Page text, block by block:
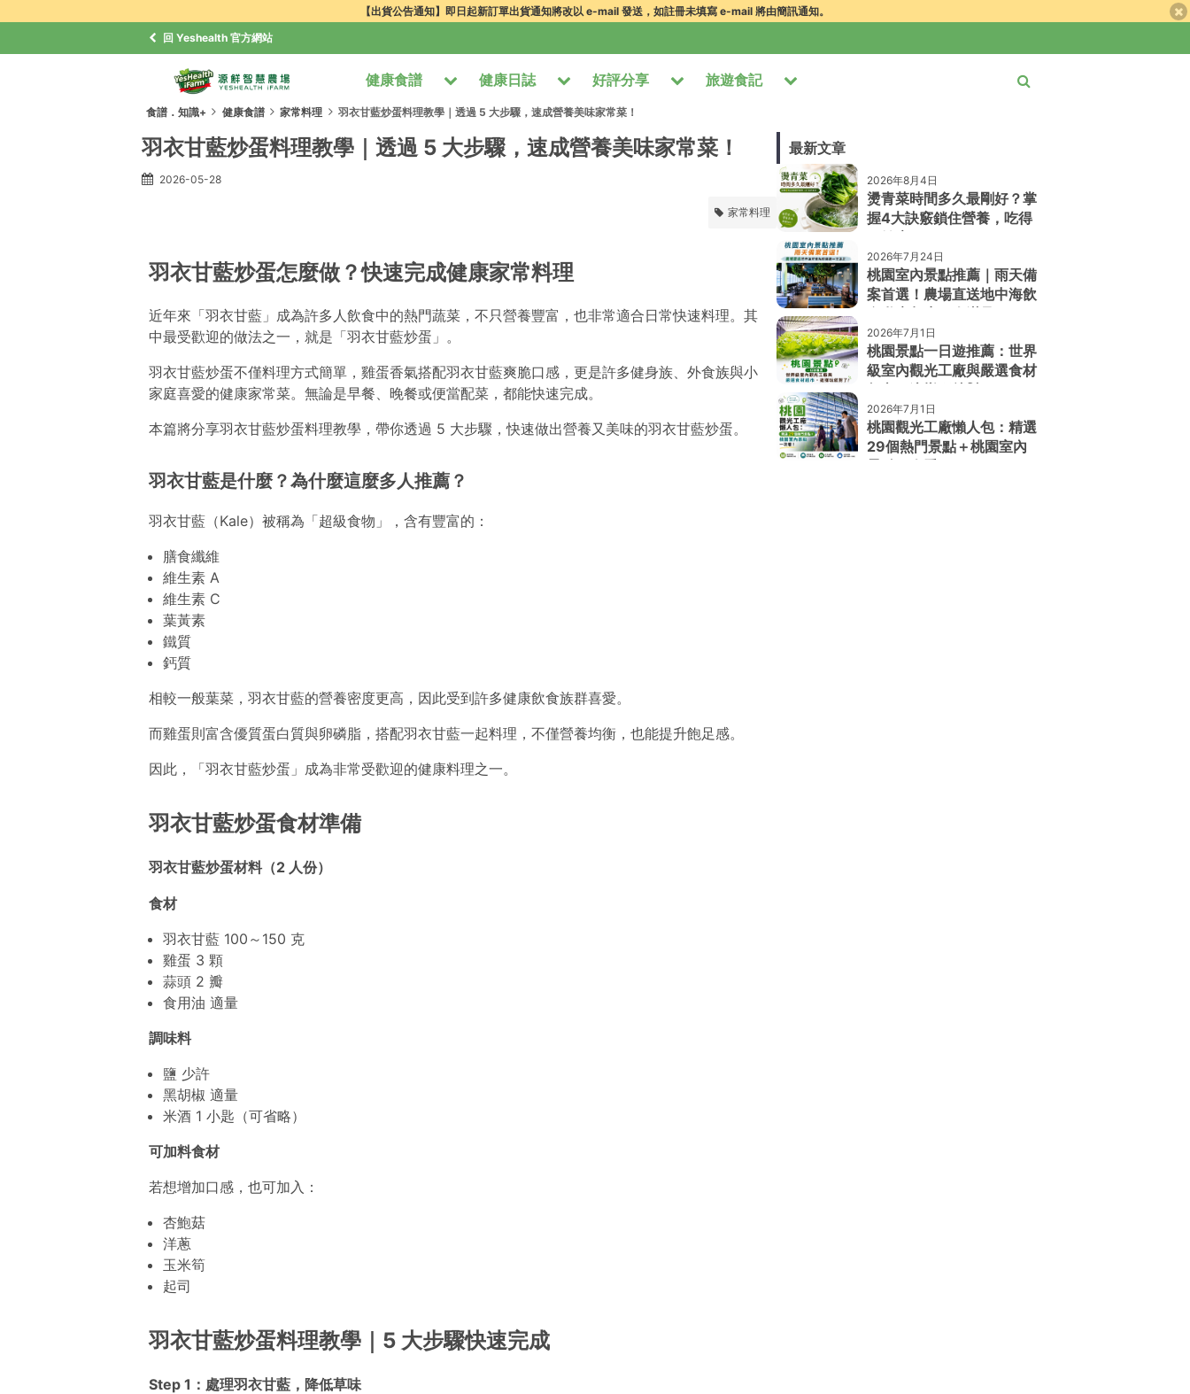
【出貨公告通知】即日起新訂單出貨通知將改以 e-mail 發送，如註冊未填寫 e-mail 將由簡訊通知。
回 Yeshealth 官方網站
健康食譜 健康日誌 好評分享 旅遊食記
食譜．知識+ 健康食譜 家常料理 羽衣甘藍炒蛋料理教學｜透過 5 大步驟，速成營養美味家常菜！
羽衣甘藍炒蛋料理教學｜透過 5 大步驟，速成營養美味家常菜！
2026-05-28
家常料理
羽衣甘藍炒蛋怎麼做？快速完成健康家常料理
近年來「羽衣甘藍」成為許多人飲食中的熱門蔬菜，不只營養豐富，也非常適合日常快速料理。其
中最受歡迎的做法之一，就是「羽衣甘藍炒蛋」。
羽衣甘藍炒蛋不僅料理方式簡單，雞蛋香氣搭配羽衣甘藍爽脆口感，更是許多健身族、外食族與小
家庭喜愛的健康家常菜。無論是早餐、晚餐或便當配菜，都能快速完成。
本篇將分享羽衣甘藍炒蛋料理教學，帶你透過 5 大步驟，快速做出營養又美味的羽衣甘藍炒蛋。
羽衣甘藍是什麼？為什麼這麼多人推薦？
羽衣甘藍（Kale）被稱為「超級食物」，含有豐富的：
膳食纖維
維生素 A
維生素 C
葉黃素
鐵質
鈣質
相較一般葉菜，羽衣甘藍的營養密度更高，因此受到許多健康飲食族群喜愛。
而雞蛋則富含優質蛋白質與卵磷脂，搭配羽衣甘藍一起料理，不僅營養均衡，也能提升飽足感。
因此，「羽衣甘藍炒蛋」成為非常受歡迎的健康料理之一。
羽衣甘藍炒蛋食材準備
羽衣甘藍炒蛋材料（2 人份）
食材
羽衣甘藍 100～150 克
雞蛋 3 顆
蒜頭 2 瓣
食用油 適量
調味料
鹽 少許
黑胡椒 適量
米酒 1 小匙（可省略）
可加料食材
若想增加口感，也可加入：
杏鮑菇
洋蔥
玉米筍
起司
羽衣甘藍炒蛋料理教學｜5 大步驟快速完成
Step 1：處理羽衣甘藍，降低草味
最新文章
2026年8月4日
燙青菜時間多久最剛好？掌
握4大訣竅鎖住營養，吃得
更健康！
2026年7月24日
桃園室內景點推薦｜雨天備
案首選！農場直送地中海飲
食私廚餐廳一次滿足
2026年7月1日
桃園景點一日遊推薦：世界
級室內觀光工廠與嚴選食材
超市，這樣玩就對了！
2026年7月1日
桃園觀光工廠懶人包：精選
29個熱門景點＋桃園室內
景點一次看！